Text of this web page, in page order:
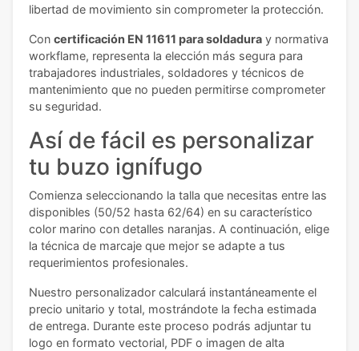
libertad de movimiento sin comprometer la protección.
Con certificación EN 11611 para soldadura y normativa
workflame, representa la elección más segura para
trabajadores industriales, soldadores y técnicos de
mantenimiento que no pueden permitirse comprometer
su seguridad.
Así de fácil es personalizar
tu buzo ignífugo
Comienza seleccionando la talla que necesitas entre las
disponibles (50/52 hasta 62/64) en su característico
color marino con detalles naranjas. A continuación, elige
la técnica de marcaje que mejor se adapte a tus
requerimientos profesionales.
Nuestro personalizador calculará instantáneamente el
precio unitario y total, mostrándote la fecha estimada
de entrega. Durante este proceso podrás adjuntar tu
logo en formato vectorial, PDF o imagen de alta